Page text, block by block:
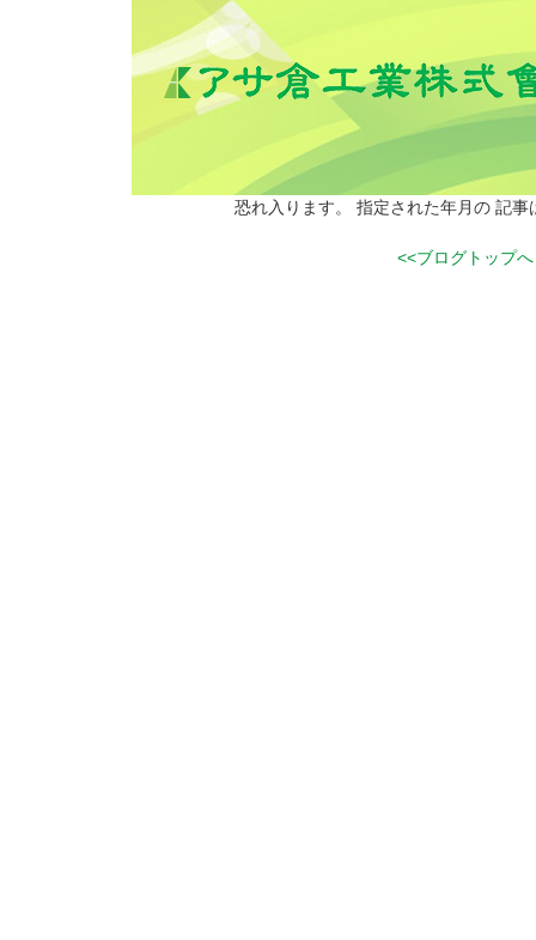
恐れ入ります。 指定された年月の 記事
<<ブログトップへ